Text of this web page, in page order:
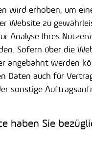
wird erhoben, um
Website zu
Analyse Ihres
Sofern über die
angebahnt werden
Daten auch für
sonstige
haben Sie